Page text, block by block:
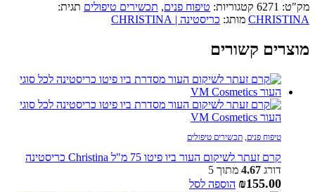
מק"ט: 6271 קטגוריות: טיפוח פנים, תכשירים טיפולים תגית:
CHRISTINA מותג: כריסטינה | CHRISTINA
מוצרים קשורים
טיפוח פנים, תכשירים טיפולים
קרם זעתר לשיקום העור ביו פיטו 75 מ"ל Christina כריסטינה
דורג 4.67 מתוך 5
₪155.00 הוספה לסל